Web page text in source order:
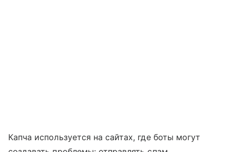
Капча используется на сайтах, где боты могут